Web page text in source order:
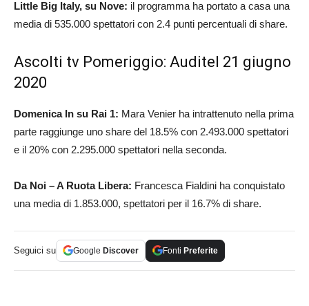
Little Big Italy, su Nove: il programma ha portato a casa una
media di 535.000 spettatori con 2.4 punti percentuali di share.
Ascolti tv Pomeriggio: Auditel 21 giugno
2020
Domenica In su Rai 1: Mara Venier ha intrattenuto nella prima
parte raggiunge uno share del 18.5% con 2.493.000 spettatori
e il 20% con 2.295.000 spettatori nella seconda.
Da Noi – A Ruota Libera: Francesca Fialdini ha conquistato
una media di 1.853.000, spettatori per il 16.7% di share.
Seguici su Google Discover Fonti Preferite